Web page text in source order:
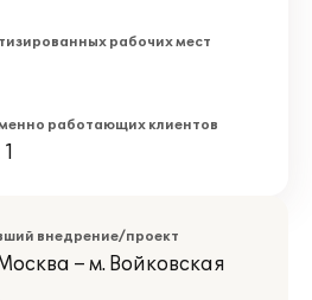
рабочих мест
работающих клиентов
внедрение/проект
– м. Войковская